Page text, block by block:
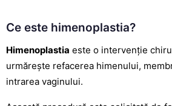
Ce este himenoplastia?
Himenoplastia este o intervenție
urmărește refacerea himenului,
intrarea vaginului.